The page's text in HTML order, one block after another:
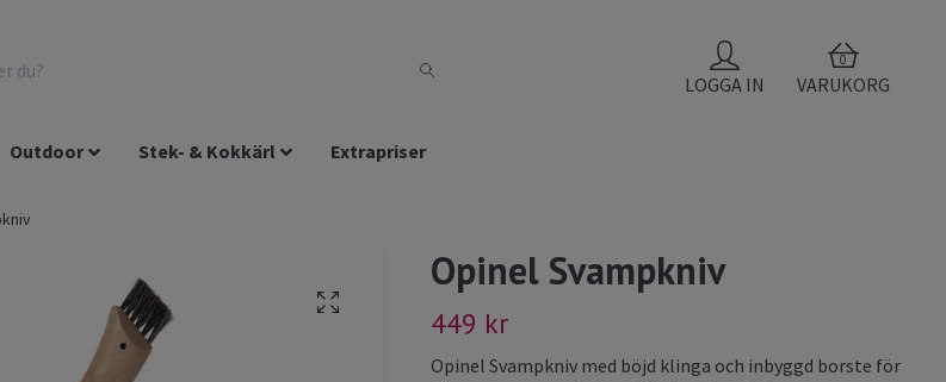
LOGGA IN
0
VARUKORG
Outdoor Stek- & Kokkärl Extrapriser
Opinel Svampkniv
449 kr
Opinel Svampkniv med böjd klinga och inbyggd borste för